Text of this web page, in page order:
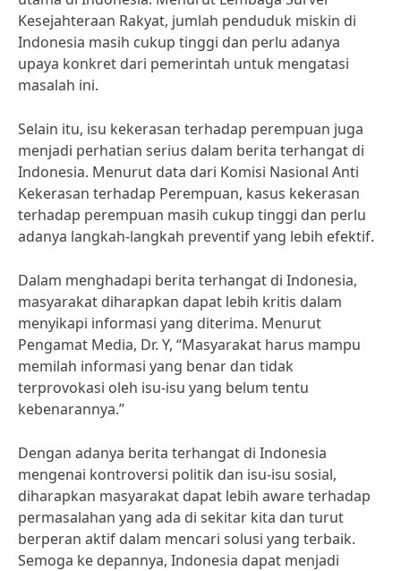
Kesejahteraan Rakyat, jumlah penduduk miskin di
Indonesia masih cukup tinggi dan perlu adanya
upaya konkret dari pemerintah untuk mengatasi
masalah ini.
Selain itu, isu kekerasan terhadap perempuan juga
menjadi perhatian serius dalam berita terhangat di
Indonesia. Menurut data dari Komisi Nasional Anti
Kekerasan terhadap Perempuan, kasus kekerasan
terhadap perempuan masih cukup tinggi dan perlu
adanya langkah-langkah preventif yang lebih efektif.
Dalam menghadapi berita terhangat di Indonesia,
masyarakat diharapkan dapat lebih kritis dalam
menyikapi informasi yang diterima. Menurut
Pengamat Media, Dr. Y, “Masyarakat harus mampu
memilah informasi yang benar dan tidak
terprovokasi oleh isu-isu yang belum tentu
kebenarannya.”
Dengan adanya berita terhangat di Indonesia
mengenai kontroversi politik dan isu-isu sosial,
diharapkan masyarakat dapat lebih aware terhadap
permasalahan yang ada di sekitar kita dan turut
berperan aktif dalam mencari solusi yang terbaik.
Semoga ke depannya, Indonesia dapat menjadi